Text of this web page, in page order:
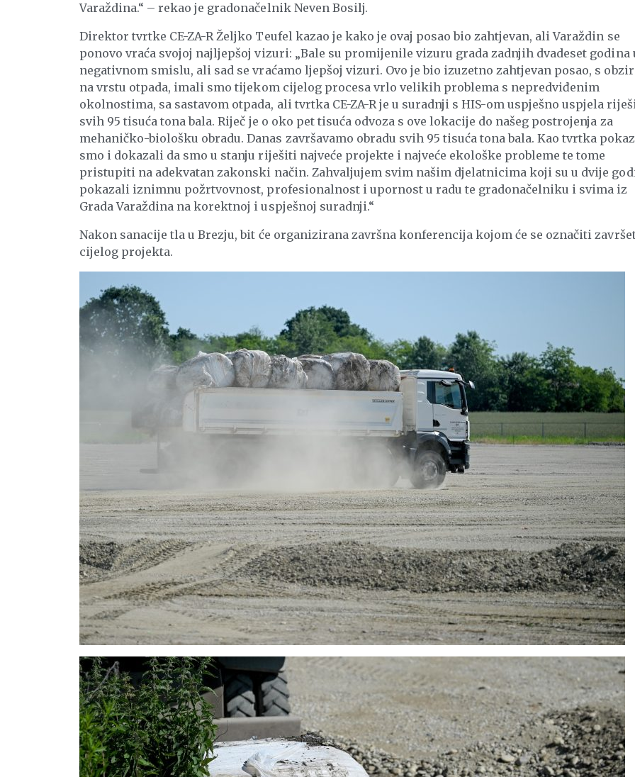
Varaždina.“ – rekao je gradonačelnik Neven Bosilj.
Direktor tvrtke CE-ZA-R Željko Teufel kazao je kako je ovaj posao bio zahtjevan, ali Varaždin se
ponovo vraća svojoj najljepšoj vizuri: „Bale su promijenile vizuru grada zadnjih dvadeset godina
negativnom smislu, ali sad se vraćamo ljepšoj vizuri. Ovo je bio izuzetno zahtjevan posao, s
na vrstu otpada, imali smo tijekom cijelog procesa vrlo velikih problema s nepredviđenim
okolnostima, sa sastavom otpada, ali tvrtka CE-ZA-R je u suradnji s HIS-om uspješno uspjela
svih 95 tisuća tona bala. Riječ je o oko pet tisuća odvoza s ove lokacije do našeg postrojenja za
mehaničko-biološku obradu. Danas završavamo obradu svih 95 tisuća tona bala. Kao tvrtka
smo i dokazali da smo u stanju riješiti najveće projekte i najveće ekološke probleme te tome
pristupiti na adekvatan zakonski način. Zahvaljujem svim našim djelatnicima koji su u dvije
pokazali iznimnu požrtvovnost, profesionalnost i upornost u radu te gradonačelniku i svima iz
Grada Varaždina na korektnoj i uspješnoj suradnji.“
Nakon sanacije tla u Brezju, bit će organizirana završna konferencija kojom će se označiti
cijelog projekta.